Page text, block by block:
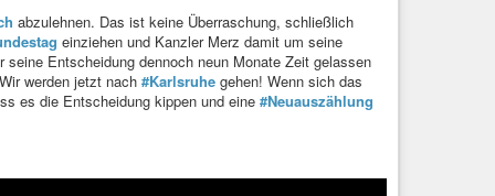
abzulehnen. Das ist keine Überraschung, schließlich
einziehen und Kanzler Merz damit um seine
Entscheidung dennoch neun Monate Zeit gelassen
werden jetzt nach #Karlsruhe gehen! Wenn sich das
es die Entscheidung kippen und eine #Neuauszählung